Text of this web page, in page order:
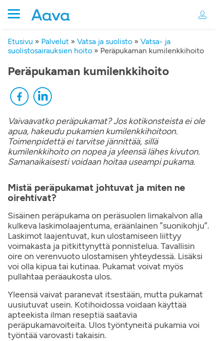
Etusivu » Palvelut » Vatsa ja suolisto » Vatsa- ja
suolistosairauksien hoito » Peräpukaman kumilenkkihoito
Peräpukaman kumilenkkihoito
Vaivaavatko peräpukamat? Jos kotikonsteista ei ole
apua, hakeudu pukamien kumilenkkihoitoon.
Toimenpidettä ei tarvitse jännittää, sillä
kumilenkkihoito on nopea ja yleensä lähes kivuton.
Samanaikaisesti voidaan hoitaa useampi pukama.
Mistä peräpukamat johtuvat ja miten ne
oirehtivat?
Sisäinen peräpukama on peräsuolen limakalvon alla
kulkeva laskimolaajentuma, eräänlainen ”suonikohju”.
Laskimot laajentuvat, kun ulostamiseen liittyy
voimakasta ja pitkittynyttä ponnistelua. Tavallisin
oire on verenvuoto ulostamisen yhteydessä. Lisäksi
voi olla kipua tai kutinaa. Pukamat voivat myös
pullahtaa peräaukosta ulos.
Yleensä vaivat paranevat itsestään, mutta pukamat
uusiutuvat usein. Kotihoidossa voidaan käyttää
apteekista ilman reseptiä saatavia
peräpukamavoiteita. Ulos työntyneitä pukamia voi
työntää varovasti takaisin.